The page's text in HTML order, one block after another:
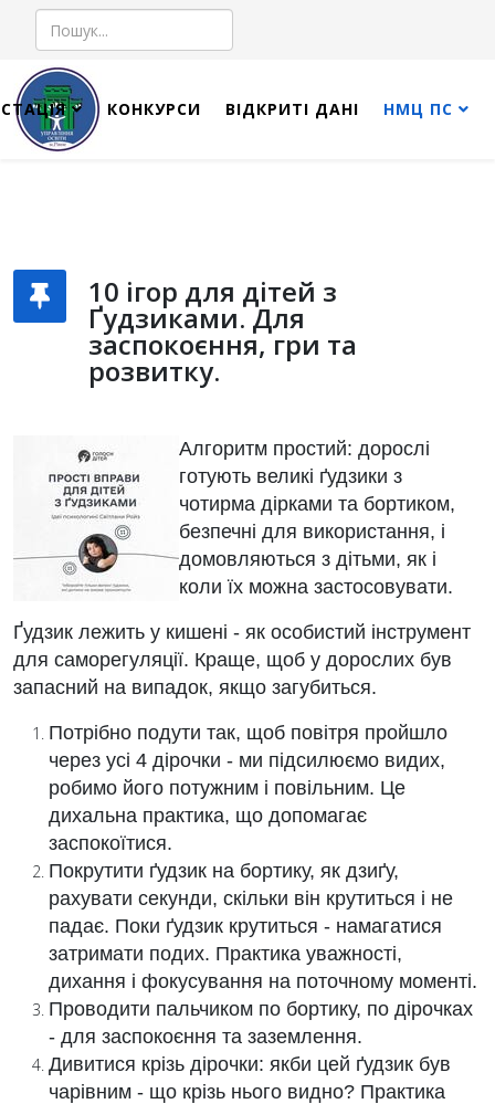
Пошук
КОНКУРСИ ВІДКРИТІ ДАНІ НМЦ ПС
10 ігор для дітей з
Ґудзиками. Для
заспокоєння, гри та
розвитку.
Алгоритм простий: дорослі
готують великі ґудзики з
чотирма дірками та бортиком,
безпечні для використання, і
домовляються з дітьми, як і
коли їх можна застосовувати.
Ґудзик лежить у кишені - як особистий інструмент
для саморегуляції. Краще, щоб у дорослих був
запасний на випадок, якщо загубиться.
Потрібно подути так, щоб повітря пройшло
через усі 4 дірочки - ми підсилюємо видих,
робимо його потужним і повільним. Це
дихальна практика, що допомагає
заспокоїтися.
Покрутити ґудзик на бортику, як дзиґу,
рахувати секунди, скільки він крутиться і не
падає. Поки ґудзик крутиться - намагатися
затримати подих. Практика уважності,
дихання і фокусування на поточному моменті.
Проводити пальчиком по бортику, по дірочках
- для заспокоєння та заземлення.
Дивитися крізь дірочки: якби цей ґудзик був
чарівним - що крізь нього видно? Практика